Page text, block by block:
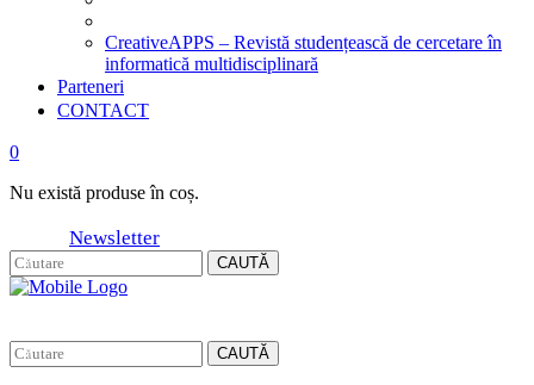
CreativeAPPS – Revistă studențească de cercetare în
informatică multidisciplinară
Parteneri
CONTACT
0
Nu există produse în coș.
Newsletter
CAUTĂ
CAUTĂ